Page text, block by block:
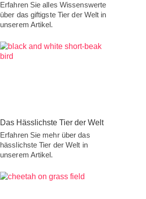
Erfahren Sie alles Wissenswerte
über das giftigste Tier der Welt in
unserem Artikel.
Das Hässlichste Tier der Welt
Erfahren Sie mehr über das
hässlichste Tier der Welt in
unserem Artikel.